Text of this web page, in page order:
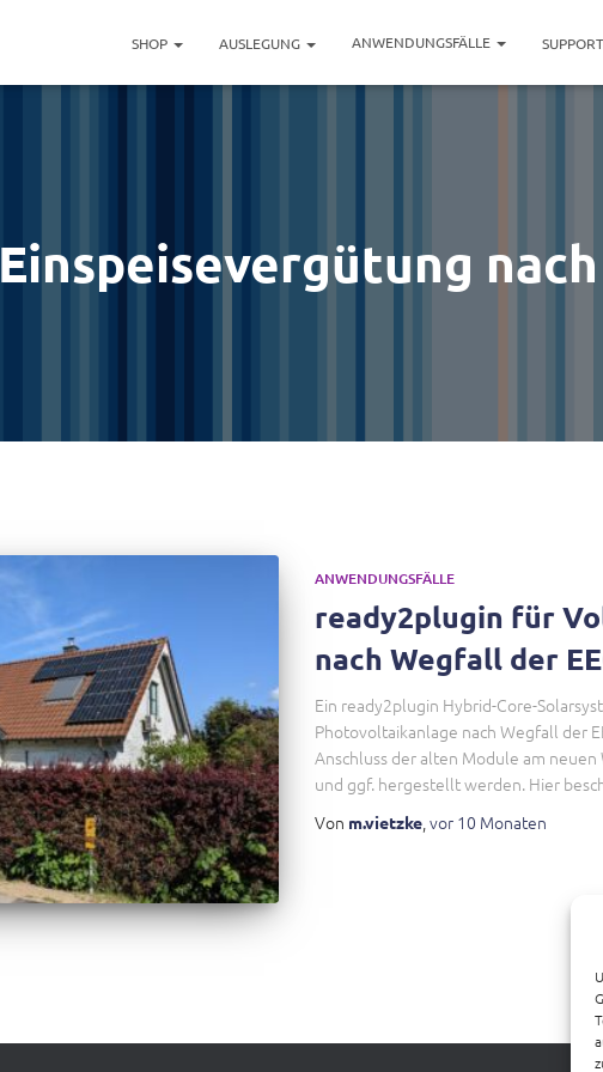
SHOP AUSLEGUNG ANWENDUNGSFÄLLE SUPPORT
Einspeisevergütung nach
ANWENDUNGSFÄLLE
ready2plugin für
nach Wegfall der
Ein ready2plugin Hybrid-Core-
Photovoltaikanlage nach Wegfall der
Anschluss der alten Module am
und ggf. hergestellt werden. Hier
Von m.vietzke,vor 10 Monaten